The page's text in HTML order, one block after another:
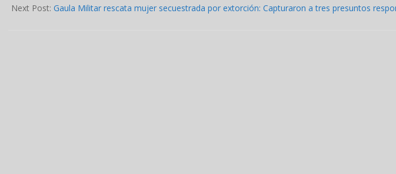
03
Next Post: Gaula Militar rescata mujer secuestrada por extorción: Capturaron a tres presuntos